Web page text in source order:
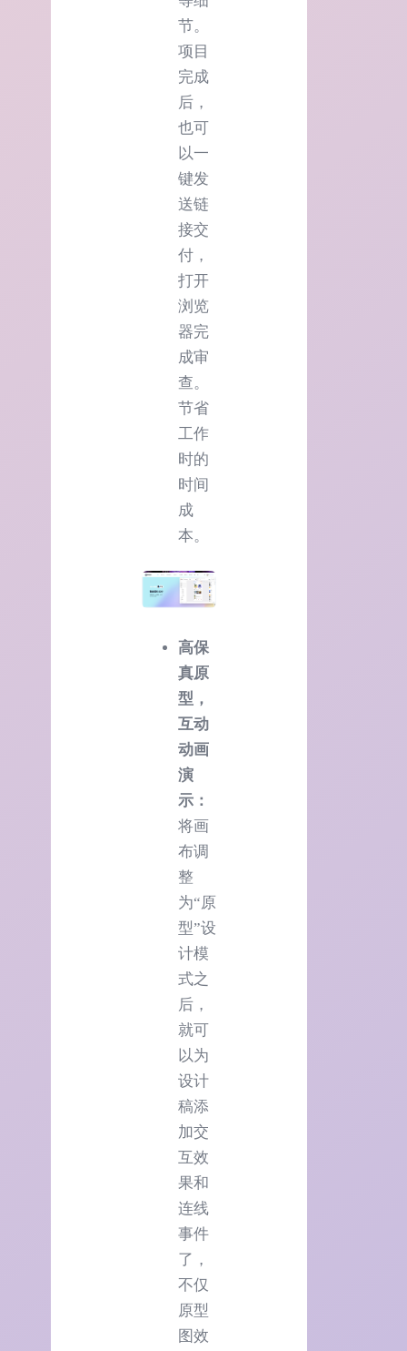
节。
项目
完成
后，
也可
以一
键发
送链
接交
付，
打开
浏览
器完
成审
查。
节省
工作
时的
时间
成
本。
高保
真原
型，
互动
动画
演
示：
将画
布调
整
为“原
型”设
计模
式之
后，
就可
以为
设计
稿添
加交
互效
果和
连线
事件
了，
不仅
原型
图效